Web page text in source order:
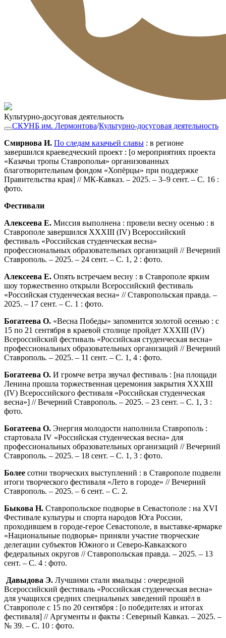
Культурно-досуговая деятельность
СКУНБ им. Лермонтова/Культурно-досуговая деятельность
Смирнова И. По следам казачьей славы : в регионе
завершился краеведческий проект : [о мероприятиях проекта
«Казачьи тропы Ставрополья» организованных
благотворительным фондом «Хопёрцы» при поддержке
Правительства края] // МК-Кавказ. – 2025. – 3–9 сент. – С. 16 :
фото.
Фестивали
Алексеева Е. Миссия выполнена : провели весну осенью : в
Ставрополе завершился XXXIII (IV) Всероссийский
фестиваль «Российская студенческая весна»
профессиональных образовательных организаций // Вечерний
Ставрополь. – 2025. – 24 сент. – С. 1, 2 : фото.
Алексеева Е. Опять встречаем весну : в Ставрополе ярким
шоу торжественно открыли Всероссийский фестиваль
«Российская студенческая весна» // Ставропольская правда. –
2025. – 17 сент. – С. 1 : фото.
Богатеева О. «Весна Победы» запомнится золотой осенью : с
15 по 21 сентября в краевой столице пройдет XXXIII (IV)
Всероссийский фестиваль «Российская студенческая весна»
профессиональных образовательных организаций // Вечерний
Ставрополь. – 2025. – 11 сент. – С. 1, 4 : фото.
Богатеева О. И громче ветра звучал фестиваль : [на площади
Ленина прошла торжественная церемония закрытия XXXIII
(IV) Всероссийского фестиваля «Российская студенческая
весна»] // Вечерний Ставрополь. – 2025. – 23 сент. – С. 1, 3 :
фото.
Богатеева О. Энергия молодости наполнила Ставрополь :
стартовала IV «Российская студенческая весна» для
профессиональных образовательных организаций // Вечерний
Ставрополь. – 2025. – 18 сент. – С. 1, 3 : фото.
Более сотни творческих выступлений : в Ставрополе подвели
итоги творческого фестиваля «Лето в городе» // Вечерний
Ставрополь. – 2025. – 6 сент. – С. 2.
Быкова Н. Ставропольское подворье в Севастополе : на XVI
Фестивале культуры и спорта народов Юга России,
проходившем в городе-герое Севастополе, в выставке-ярмарке
«Национальные подворья» приняли участие творческие
делегации субъектов Южного и Северо-Кавказского
федеральных округов // Ставропольская правда. – 2025. – 13
сент. – С. 4 : фото.
Давыдова Э. Лучшими стали ямальцы : очередной
Всероссийский фестиваль «Российская студенческая весна»
для учащихся средних специальных заведений прошёл в
Ставрополе с 15 по 20 сентября : [о победителях и итогах
фестиваля] // Аргументы и факты : Северный Кавказ. – 2025. –
№ 39. – С. 10 : фото.